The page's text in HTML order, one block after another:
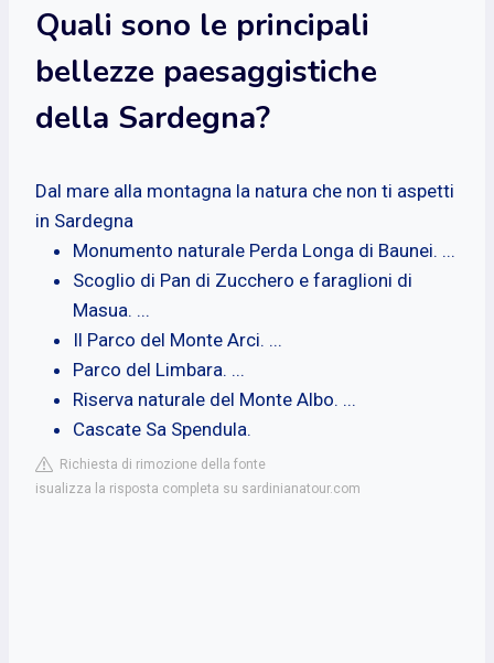
Quali sono le principali
bellezze paesaggistiche
della Sardegna?
Dal mare alla montagna la natura che non ti aspetti
in Sardegna
Monumento naturale Perda Longa di Baunei. ...
Scoglio di Pan di Zucchero e faraglioni di
Masua. ...
Il Parco del Monte Arci. ...
Parco del Limbara. ...
Riserva naturale del Monte Albo. ...
Cascate Sa Spendula.
Richiesta di rimozione della fonte
isualizza la risposta completa su sardinianatour.com